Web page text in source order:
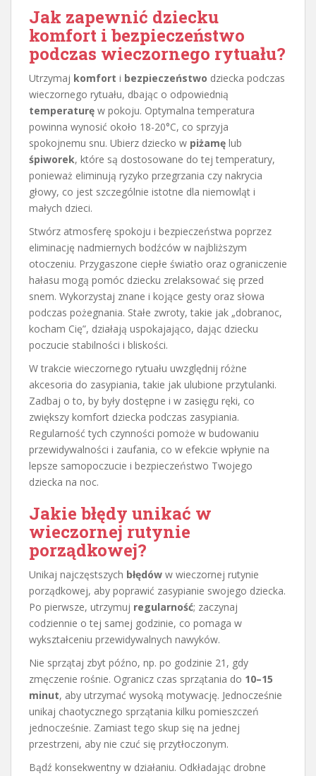
Jak zapewnić dziecku
komfort i bezpieczeństwo
podczas wieczornego rytuału?
Utrzymaj komfort i bezpieczeństwo dziecka podczas
wieczornego rytuału, dbając o odpowiednią
temperaturę w pokoju. Optymalna temperatura
powinna wynosić około 18-20°C, co sprzyja
spokojnemu snu. Ubierz dziecko w piżamę lub
śpiworek, które są dostosowane do tej temperatury,
ponieważ eliminują ryzyko przegrzania czy nakrycia
głowy, co jest szczególnie istotne dla niemowląt i
małych dzieci.
Stwórz atmosferę spokoju i bezpieczeństwa poprzez
eliminację nadmiernych bodźców w najbliższym
otoczeniu. Przygaszone ciepłe światło oraz ograniczenie
hałasu mogą pomóc dziecku zrelaksować się przed
snem. Wykorzystaj znane i kojące gesty oraz słowa
podczas pożegnania. Stałe zwroty, takie jak „dobranoc,
kocham Cię”, działają uspokajająco, dając dziecku
poczucie stabilności i bliskości.
W trakcie wieczornego rytuału uwzględnij różne
akcesoria do zasypiania, takie jak ulubione przytulanki.
Zadbaj o to, by były dostępne i w zasięgu ręki, co
zwiększy komfort dziecka podczas zasypiania.
Regularność tych czynności pomoże w budowaniu
przewidywalności i zaufania, co w efekcie wpłynie na
lepsze samopoczucie i bezpieczeństwo Twojego
dziecka na noc.
Jakie błędy unikać w
wieczornej rutynie
porządkowej?
Unikaj najczęstszych błędów w wieczornej rutynie
porządkowej, aby poprawić zasypianie swojego dziecka.
Po pierwsze, utrzymuj regularność; zaczynaj
codziennie o tej samej godzinie, co pomaga w
wykształceniu przewidywalnych nawyków.
Nie sprzątaj zbyt późno, np. po godzinie 21, gdy
zmęczenie rośnie. Ogranicz czas sprzątania do 10–15
minut, aby utrzymać wysoką motywację. Jednocześnie
unikaj chaotycznego sprzątania kilku pomieszczeń
jednocześnie. Zamiast tego skup się na jednej
przestrzeni, aby nie czuć się przytłoczonym.
Bądź konsekwentny w działaniu. Odkładając drobne